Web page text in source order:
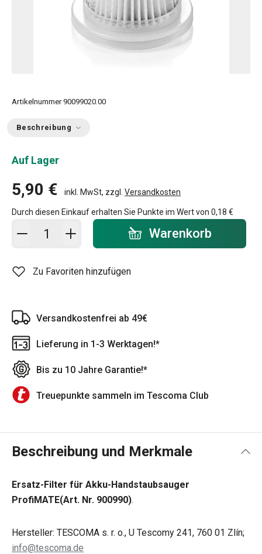
Artikelnummer 90099020.00
Beschreibung
Auf Lager
5,90 € inkl. MwSt, zzgl. Versandkosten
Durch diesen Einkauf erhalten Sie Punkte im Wert von 0,18 €
In den Warenkorb - Menge Warenkorb
Zu Favoriten hinzufügen
Versandkostenfrei ab 49€
Lieferung in 1-3 Werktagen!*
Bis zu 10 Jahre Garantie!*
Treuepunkte sammeln im Tescoma Club
Beschreibung und Merkmale
Ersatz-Filter für Akku-Handstaubsauger
ProfiMATE(Art. Nr. 900990).
Hersteller: TESCOMA s. r. o., U Tescomy 241, 760 01 Zlín;
info@tescoma.de